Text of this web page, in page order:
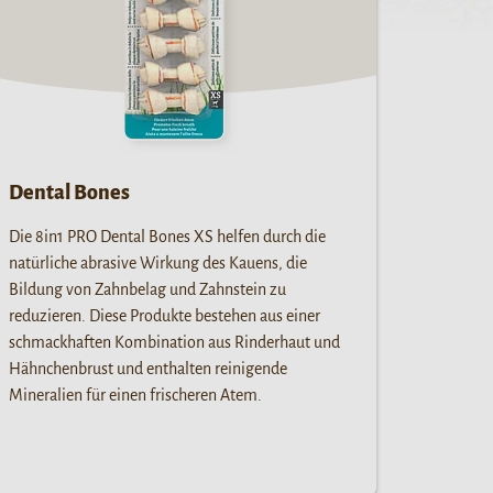
Dental Bones
Die 8in1 PRO Dental Bones XS helfen durch die
natürliche abrasive Wirkung des Kauens, die
Bildung von Zahnbelag und Zahnstein zu
reduzieren. Diese Produkte bestehen aus einer
schmackhaften Kombination aus Rinderhaut und
Hähnchenbrust und enthalten reinigende
Mineralien für einen frischeren Atem.